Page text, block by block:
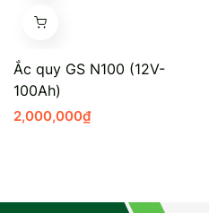
Ắc quy GS N100 (12V-
100Ah)
2,000,000₫